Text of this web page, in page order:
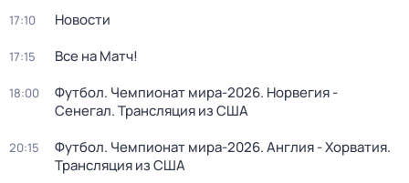
17:10 Новости
17:15 Все на Матч!
18:00
Футбол. Чемпионат мира-2026. Норвегия -
Сенегал. Трансляция из США
20:15
Футбол. Чемпионат мира-2026. Англия - Хорватия.
Трансляция из США